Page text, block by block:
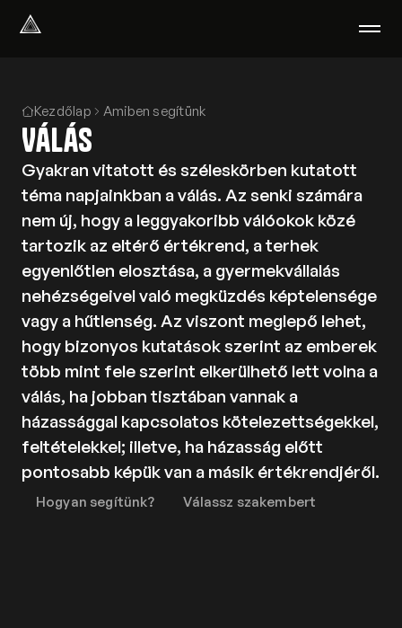
Amiben segítünk
Akik segítenek
Rólunk
Tudod-e?
Podcast
PszichoPortál
Pszichológiai tesztek
Kliens vagyok
Ahol segítünk
Csoportterápia
GYIK
Kapcsolat
Adatkezelési tájékoztató
Adatkezelési tájékoztató
csoportterápiához
Részvételi szabályzat
Kezdőlap Amiben segítünk
Válás
Gyakran vitatott és széleskörben kutatott
téma napjainkban a válás. Az senki számára
nem új, hogy a leggyakoribb válóokok közé
tartozik az eltérő értékrend, a terhek
egyenlőtlen elosztása, a gyermekvállalás
nehézségeivel való megküzdés képtelensége
vagy a hűtlenség. Az viszont meglepő lehet,
hogy bizonyos kutatások szerint az emberek
több mint fele szerint elkerülhető lett volna a
válás, ha jobban tisztában vannak a
házassággal kapcsolatos kötelezettségekkel,
feltételekkel; illetve, ha házasság előtt
pontosabb képük van a másik értékrendjéről.
Hogyan segítünk? Válassz szakembert